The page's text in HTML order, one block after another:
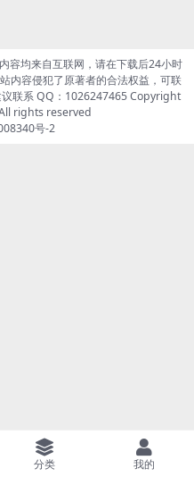
容均来自互联网，请在下载后24小时
内容侵犯了原著者的合法权益，可联
议联系 QQ：1026247465 Copyright
rights reserved
号-2
分类 我的